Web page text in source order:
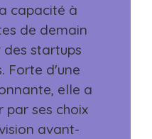
capacité à
de demain
startups
Forte d'une
elle a
par ses choix
avant-